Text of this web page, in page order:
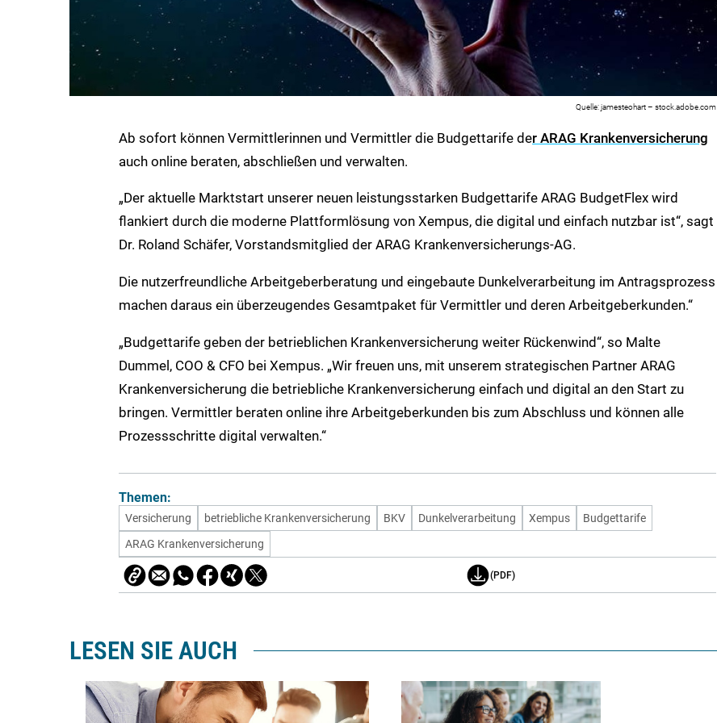
jamesteohart – stock.adobe.com
Ab sofort können Vermittlerinnen und Vermittler die Budgettarife der ARAG Krankenversicherung
auch online beraten, abschließen und verwalten.
„Der aktuelle Marktstart unserer neuen leistungsstarken Budgettarife ARAG BudgetFlex wird
flankiert durch die moderne Plattformlösung von Xempus, die digital und einfach nutzbar ist“, sagt
Dr. Roland Schäfer, Vorstandsmitglied der ARAG Krankenversicherungs-AG.
Die nutzerfreundliche Arbeitgeberberatung und eingebaute Dunkelverarbeitung im Antragsprozess
machen daraus ein überzeugendes Gesamtpaket für Vermittler und deren Arbeitgeberkunden.“
„Budgettarife geben der betrieblichen Krankenversicherung weiter Rückenwind“, so Malte
Dummel, COO & CFO bei Xempus. „Wir freuen uns, mit unserem strategischen Partner ARAG
Krankenversicherung die betriebliche Krankenversicherung einfach und digital an den Start zu
bringen. Vermittler beraten online ihre Arbeitgeberkunden bis zum Abschluss und können alle
Prozessschritte digital verwalten.“
Themen:
Versicherung betriebliche Krankenversicherung BKV Dunkelverarbeitung Xempus
Budgettarife
ARAG Krankenversicherung
(PDF)
LESEN SIE AUCH